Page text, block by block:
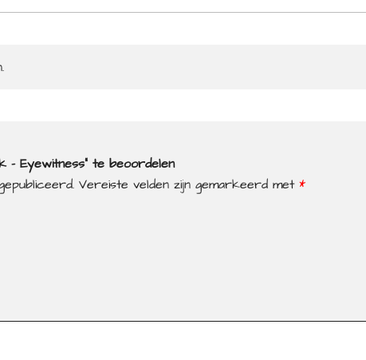
– Eyewitness” te beoordelen
Vereiste velden zijn gemarkeerd met *